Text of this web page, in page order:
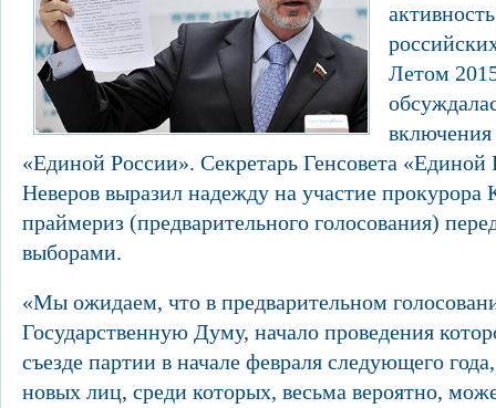
Летом
«Единой России». Секретарь Генсовета «Единой
Неверов выразил надежду на участие прокурора
праймериз (предварительного голосования)
выборами.
«Мы ожидаем, что в предварительном
Государственную Думу, начало проведения
съезде партии в начале февраля следующего
новых лиц, среди которых, весьма вероятно,